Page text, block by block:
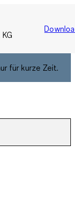
für kurze Zeit.